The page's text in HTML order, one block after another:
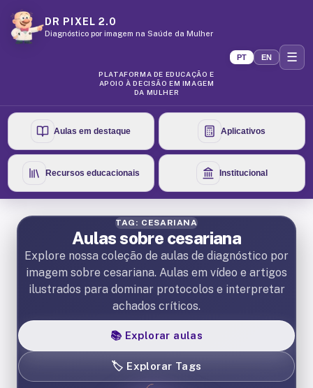
DR PIXEL 2.0
Diagnóstico por imagem na Saúde da Mulher
PLATAFORMA DE EDUCAÇÃO E
APOIO À DECISÃO EM IMAGEM
DA MULHER
PT EN ☰
Aulas em destaque Aplicativos
Recursos educacionais Institucional
TAG: CESARIANA
Aulas sobre cesariana
Explore nossa coleção de aulas de diagnóstico por
imagem sobre cesariana. Aulas em vídeo e artigos
ilustrados para dominar protocolos e interpretar
achados críticos.
📚 Explorar aulas
🏷️ Explorar Tags